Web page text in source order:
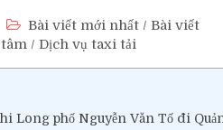
Bài viết mới nhất / Bài viết
tâm / Dịch vụ taxi tải
Long phố Nguyễn Văn Tố đi